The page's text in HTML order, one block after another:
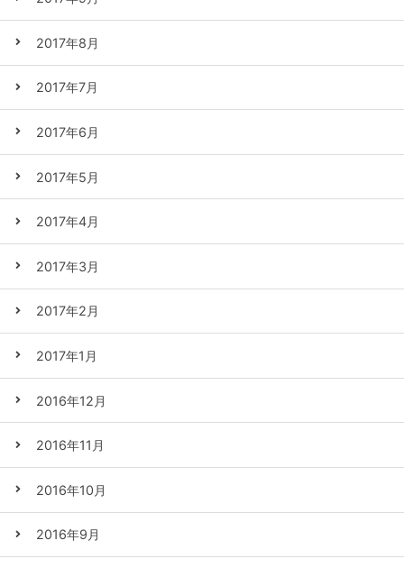
2017年8月
2017年7月
2017年6月
2017年5月
2017年4月
2017年3月
2017年2月
2017年1月
2016年12月
2016年11月
2016年10月
2016年9月